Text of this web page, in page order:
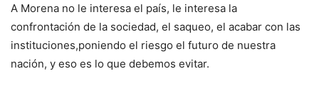
A Morena no le interesa el país, le interesa la
confrontación de la sociedad, el saqueo, el acabar con las
instituciones,poniendo el riesgo el futuro de nuestra
nación, y eso es lo que debemos evitar.